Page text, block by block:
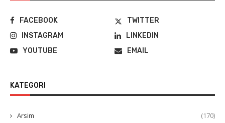
FACEBOOK
TWITTER
INSTAGRAM
LINKEDIN
YOUTUBE
EMAIL
KATEGORI
Arsim (170)